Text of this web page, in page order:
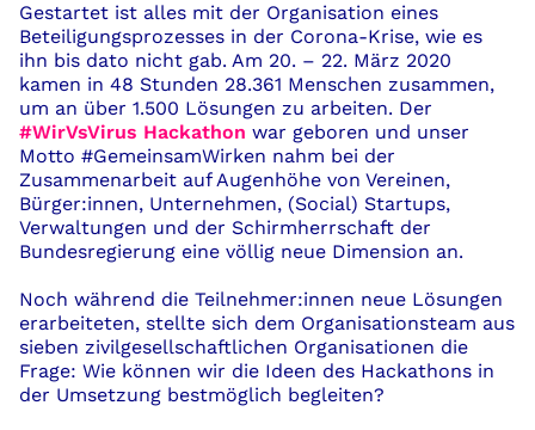
Gestartet ist alles mit der Organisation eines
Beteiligungsprozesses in der Corona-Krise, wie es
ihn bis dato nicht gab. Am 20. – 22. März 2020
kamen in 48 Stunden 28.361 Menschen zusammen,
um an über 1.500 Lösungen zu arbeiten. Der
#WirVsVirus Hackathon war geboren und unser
Motto #GemeinsamWirken nahm bei der
Zusammenarbeit auf Augenhöhe von Vereinen,
Bürger:innen, Unternehmen, (Social) Startups,
Verwaltungen und der Schirmherrschaft der
Bundesregierung eine völlig neue Dimension an.
Noch während die Teilnehmer:innen neue Lösungen
erarbeiteten, stellte sich dem Organisationsteam aus
sieben zivilgesellschaftlichen Organisationen die
Frage: Wie können wir die Ideen des Hackathons in
der Umsetzung bestmöglich begleiten?